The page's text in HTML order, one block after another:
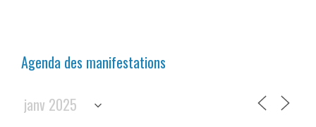
Agenda des manifestations